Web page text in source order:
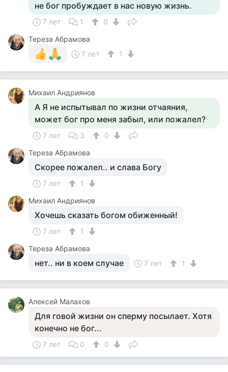
не бог пробуждает в нас новую жизнь.
7 лет 1
0
Тереза Абрамова
7 лет
1
Михаил Андриянов
А Я не испытывал по жизни отчаяния,
может бог про меня забыл, или пожалел?
7 лет 3
0
Тереза Абрамова
Скорее пожалел.. и слава Богу
7 лет
1
Михаил Андриянов
Хочешь сказать богом обиженный!
7 лет
1
Тереза Абрамова
нет.. ни в коем случае 7 лет 1
Алексей Малахов
Для говой жизни он сперму посылает. Хотя
конечно не бог...
7 лет 0 0